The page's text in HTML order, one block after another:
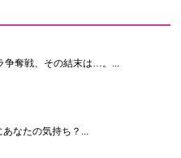
争奪戦、その結末は…。...
なたの気持ち？...